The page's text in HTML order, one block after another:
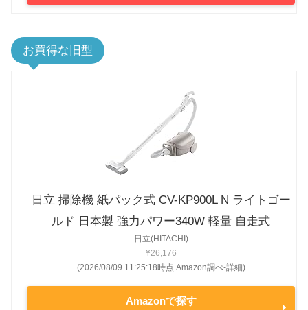
お買得な旧型
日立 掃除機 紙パック式 CV-KP900L N ライトゴー
ルド 日本製 強力パワー340W 軽量 自走式
日立(HITACHI)
¥26,176
(2026/08/09 11:25:18時点 Amazon調べ-詳細)
Amazonで探す